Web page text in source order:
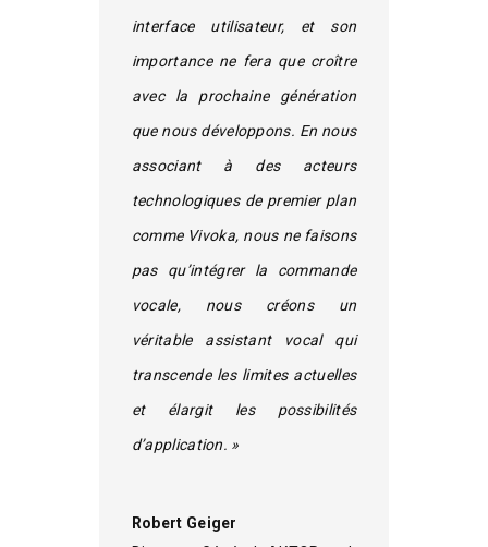
interface utilisateur, et son
importance ne fera que croître
avec la prochaine génération
que nous développons. En nous
associant à des acteurs
technologiques de premier plan
comme Vivoka, nous ne faisons
pas qu’intégrer la commande
vocale, nous créons un
véritable assistant vocal qui
transcende les limites actuelles
et élargit les possibilités
d’application. »
Robert Geiger